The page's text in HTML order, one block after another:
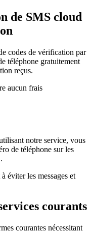
de SMS cloud
codes de vérification par
téléphone gratuitement
reçus.
aucun frais
notre service, vous
de téléphone sur les
éviter les messages et
courants
courantes nécessitant